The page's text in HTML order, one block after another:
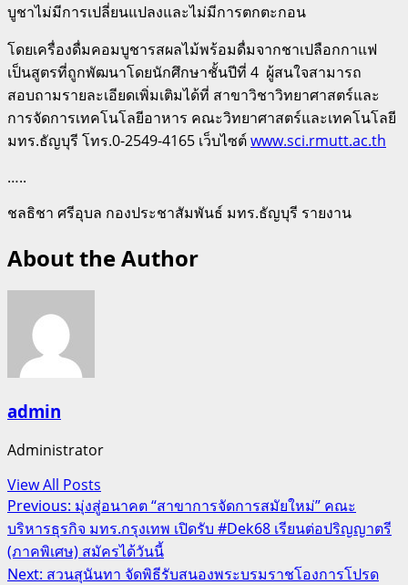
บูชาไม่มีการเปลี่ยนแปลงและไม่มีการตกตะกอน
โดยเครื่องดื่มคอมบูชารสผลไม้พร้อมดื่มจากชาเปลือกกาแฟ
เป็นสูตรที่ถูกพัฒนาโดยนักศึกษาชั้นปีที่ 4 ผู้สนใจสามารถ
สอบถามรายละเอียดเพิ่มเติมได้ที่ สาขาวิชาวิทยาศาสตร์และ
การจัดการเทคโนโลยีอาหาร คณะวิทยาศาสตร์และเทคโนโลยี
มทร.ธัญบุรี โทร.0-2549-4165 เว็บไซต์www.sci.rmutt.ac.th
…..
ชลธิชา ศรีอุบล กองประชาสัมพันธ์ มทร.ธัญบุรี รายงาน
About the Author
admin
Administrator
View All Posts
Post
navigation
Previous: มุ่งสู่อนาคต “สาขาการจัดการสมัยใหม่” คณะ
บริหารธุรกิจ มทร.กรุงเทพ เปิดรับ #Dek68 เรียนต่อปริญญาตรี
(ภาคพิเศษ) สมัครได้วันนี้
Next: สวนสุนันทา จัดพิธีรับสนองพระบรมราชโองการโปรด